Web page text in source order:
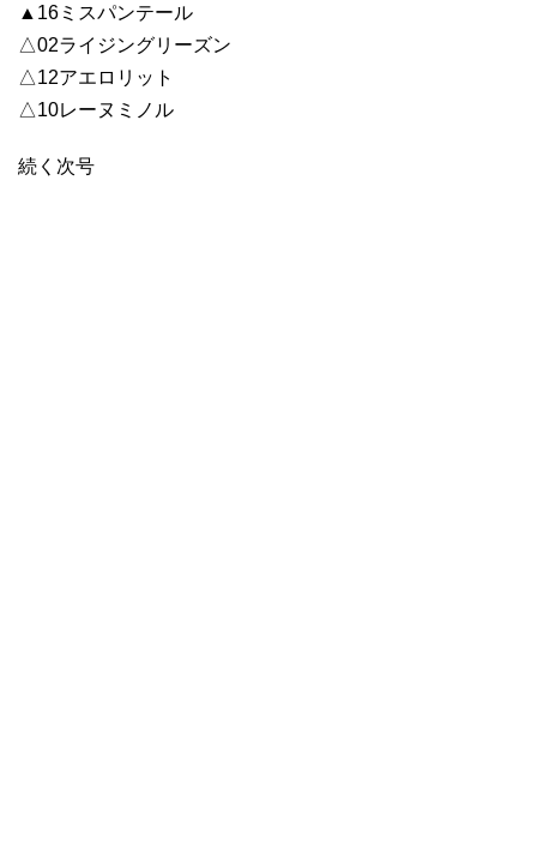
▲16ミスパンテール
△02ライジングリーズン
△12アエロリット
△10レーヌミノル
続く次号